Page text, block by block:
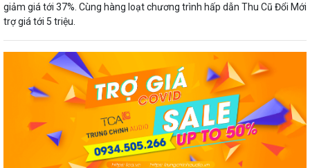
giảm giá tới 37%. Cùng hàng loạt chương trình hấp dẫn Thu Cũ Đổi Mới
trợ giá tới 5 triệu.